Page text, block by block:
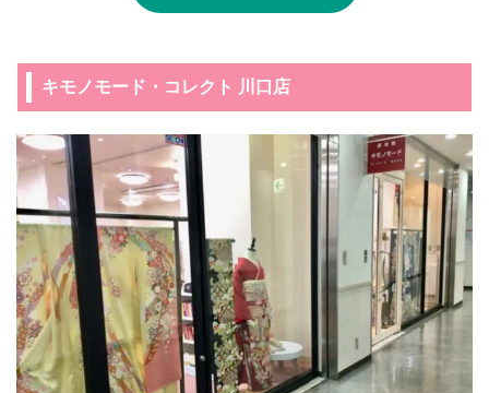
キモノモード・コレクト 川口店